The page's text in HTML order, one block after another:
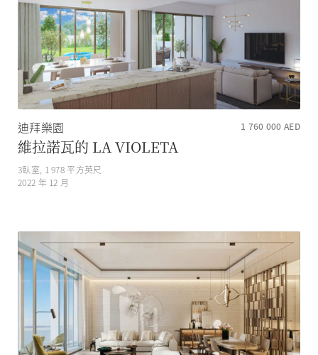
迪拜樂園 1 760 000 AED
維拉諾瓦的 LA VIOLETA
3臥室, 1 978 平方英尺
2022 年 12 月